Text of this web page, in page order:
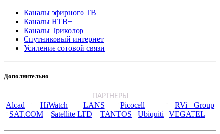
Каналы эфирного ТВ
Каналы НТВ+
Каналы Триколор
Спутниковый интернет
Усиление сотовой связи
Дополнительно
ПАРТНЕРЫ
¨Alcad ¨ HiWatch ¨LANS ¨Picocell ¨ RVi Group
¨ SAT.COM ¨ Satellite LTD ¨TANTOS ¨Ubiquiti ¨VEGATEL